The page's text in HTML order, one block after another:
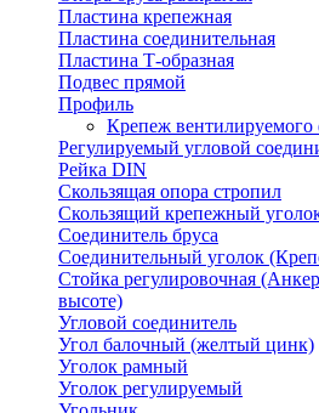
Пластина крепежная
Пластина соединительная
Пластина Т-образная
Подвес прямой
Профиль
Крепеж
Регулируемый угловой
Рейка DIN
Скользящая опора стропил
Скользящий крепежный
Соединитель бруса
Соединительный уголок
Стойка регулировочная
высоте)
Угловой соединитель
Угол балочный (желтый цинк)
Уголок рамный
Уголок регулируемый